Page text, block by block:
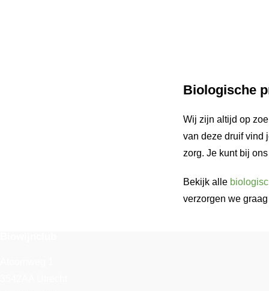
Biologische
Wij zijn altijd op
van deze druif vind
zorg. Je kunt bij
Bekijk alle
verzorgen we